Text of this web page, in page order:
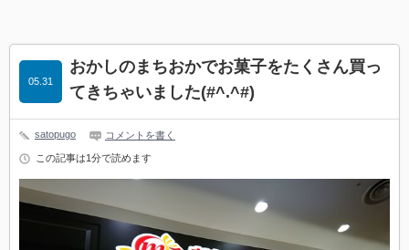
おかしのまちおかでお菓子をたくさん買っ
てきちゃいました(#^.^#)
05.31
satopugo コメントを書く
この記事は1分で読めます